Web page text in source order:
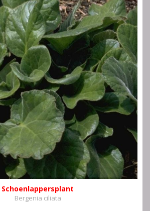
Schoenlappersplant
Bergenia ciliata